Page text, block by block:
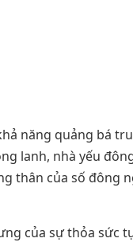
năng quảng bá
lanh, nhà yếu
thân của số đông
của sự thỏa sức